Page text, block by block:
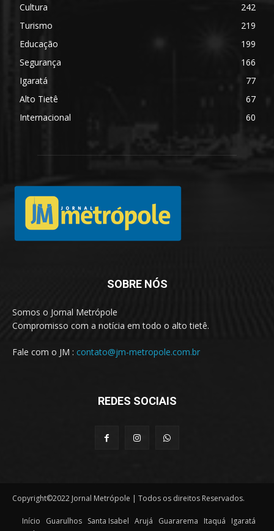
Cultura
242
Turismo
219
Educação
199
Segurança
166
Igaratá
77
Alto Tietê
67
Internacional
60
SOBRE NÓS
Somos o Jornal Metrópole
Compromisso com a notícia em todo o alto tietê.
Fale com o JM : contato@jm-metropole.com.br
REDES SOCIAIS
Copyright©2022 Jornal Metrópole | Todos os direitos Reservados.
Início Guarulhos Santa Isabel Arujá Guararema Itaquá
Igaratá